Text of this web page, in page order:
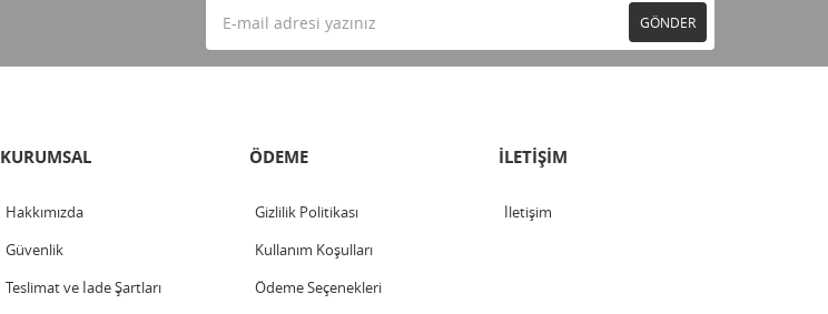
GÖNDER
KURUMSAL
Hakkımızda
Güvenlik
Teslimat ve İade Şartları
ÖDEME
Gizlilik Politikası
Kullanım Koşulları
Ödeme Seçenekleri
İLETİŞİM
İletişim